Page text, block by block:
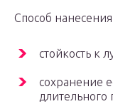
Способ
стойкость к
сохранение
длительного